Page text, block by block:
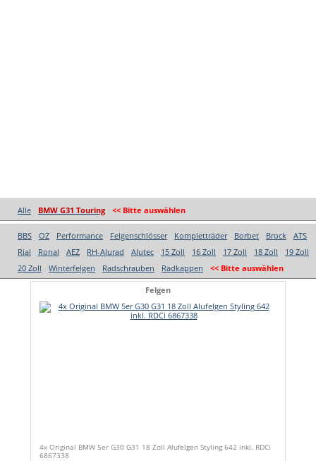
Alle BMW G31 Touring << Bitte auswählen
BBS OZ Performance Felgenschlösser Kompletträder Borbet Brock
ATS
Rial
Ronal AEZ RH-Alurad Alutec 15 Zoll 16 Zoll 17 Zoll 18 Zoll
19 Zoll
20 Zoll
Winterfelgen Radschrauben Radkappen << Bitte auswählen
Felgen
4x Original BMW 5er G30 G31 18 Zoll Alufelgen Styling 642 inkl. RDCi
6867338